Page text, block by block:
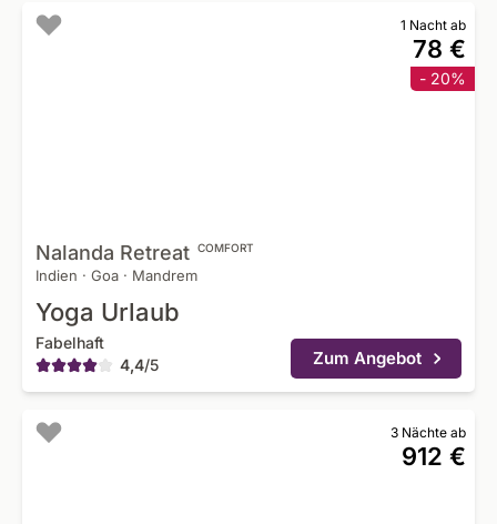
1 Nacht ab
78 €
- 20%
Nalanda Retreat COMFORT
Indien · Goa · Mandrem
Yoga Urlaub
Fabelhaft
4,4/5 Zum Angebot
3 Nächte ab
912 €